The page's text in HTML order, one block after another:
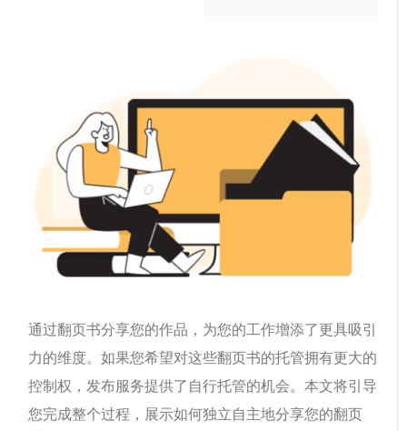
通过翻页书分享您的作品，为您的工作增添了更具吸引
力的维度。如果您希望对这些翻页书的托管拥有更大的
控制权，发布服务提供了自行托管的机会。本文将引导
您完成整个过程，展示如何独立自主地分享您的翻页